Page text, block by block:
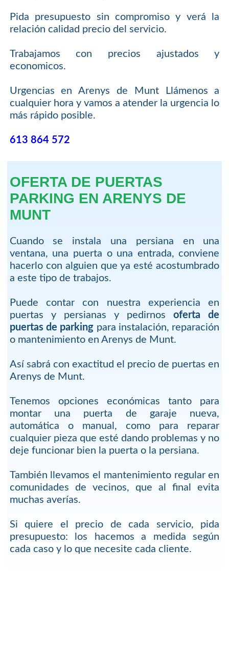
Pida presupuesto sin compromiso y verá la
relación calidad precio del servicio.
Trabajamos con precios ajustados y
economicos.
Urgencias en Arenys de Munt Llámenos a
cualquier hora y vamos a atender la urgencia lo
más rápido posible.
613 864 572
OFERTA DE PUERTAS
PARKING EN ARENYS DE
MUNT
Cuando se instala una persiana en una
ventana, una puerta o una entrada, conviene
hacerlo con alguien que ya esté acostumbrado
a este tipo de trabajos.
Puede contar con nuestra experiencia en
puertas y persianas y pedirnosoferta de
puertas de parking para instalación, reparación
o mantenimiento en Arenys de Munt.
Así sabrá con exactitud el precio de puertas en
Arenys de Munt.
Tenemos opciones económicas tanto para
montar una puerta de garaje nueva,
automática o manual, como para reparar
cualquier pieza que esté dando problemas y no
deje funcionar bien la puerta o la persiana.
También llevamos el mantenimiento regular en
comunidades de vecinos, que al final evita
muchas averías.
Si quiere el precio de cada servicio, pida
presupuesto: los hacemos a medida según
cada caso y lo que necesite cada cliente.